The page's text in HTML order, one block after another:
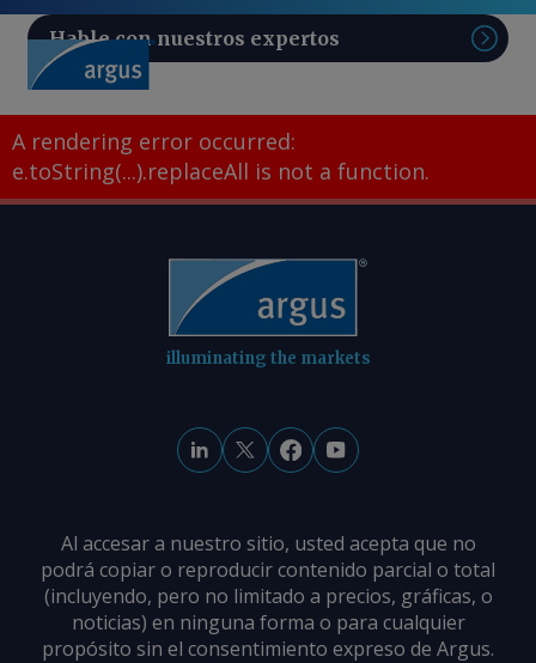
Hable con nuestros expertos
A rendering error occurred:
e.toString(...).replaceAll is not a function.
illuminating the markets
Al accesar a nuestro sitio, usted acepta que no
podrá copiar o reproducir contenido parcial o total
(incluyendo, pero no limitado a precios, gráficas, o
noticias) en ninguna forma o para cualquier
propósito sin el consentimiento expreso de Argus.